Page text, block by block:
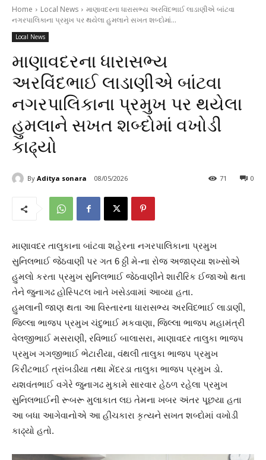
Home Local News
માણાવદરના ધારાસભ્ય અરવિંદભાઈ લાડાણીએ બાંટવા
નગરપાલિકાના પ્રમુખ પર થયેલા હુમલાને સખત શબ્દોમાં...
Local News
માણાવદરના ધારાસભ્ય
અરવિંદભાઈ લાડાણીએ બાંટવા
નગરપાલિકાના પ્રમુખ પર થયેલા
હુમલાને સખત શબ્દોમાં વખોડી
કાઢ્યો
By Aditya sonara 08/05/2026 0
71
માણાવદર તાલુકાના બાંટવા શહેરના નગરપાલિકાના પ્રમુખ
સુનિલભાઈ જેઠવાણી પર ગત 6 ઠ્ઠી મે-ના રોજ અજાણ્યા શખ્સોએ
હુમલો કરતા પ્રમુખ સુનિલભાઈ જેઠવાણીને શારીરિક ઈજાઓ થતા
તેને જુનાગઢ હોસ્પિટલ ખાતે ખસેડવામાં આવ્યા હતા.
હુમલાની જાણ થતા આ વિસ્તારના ધારાસભ્ય અરવિંદભાઈ લાડાણી,
જિલ્લા ભાજપ પ્રમુખ ચંદુભાઈ મકવાણા, જિલ્લા ભાજપ મહામંત્રી
વેલજીભાઈ મસરાણી, રવિભાઈ બાલાસરા, માણાવદર તાલુકા ભાજપ
પ્રમુખ ગગજીભાઈ ભેટારીયા, વંથલી તાલુકા ભાજપ પ્રમુખ
કિરીટભાઈ ત્રાંબડીયા તથા મેંદરડા તાલુકા ભાજપ પ્રમુખ ડો.
યશવંતભાઈ વગેરે જુનાગઢ મુકામે સારવાર હેઠળ રહેલા પ્રમુખ
સુનિલભાઈની રૂબરૂ મુલાકાત લઇ તેમના ખબર અંતર પૂછયા હતા
આ બધા આગેવાનોએ આ હીચકારા કૃત્યને સખત શબ્દોમાં વખોડી
કાઢ્યો હતો.